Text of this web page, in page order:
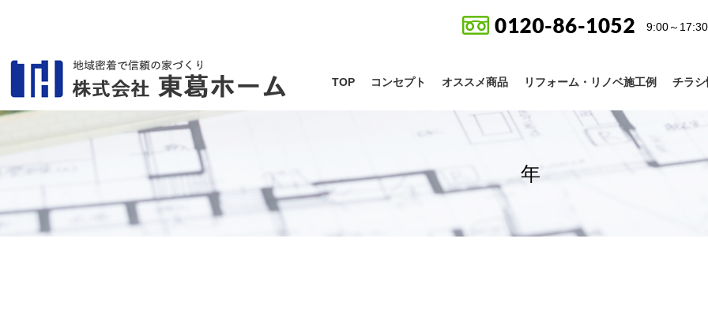
9:00～
TOP コンセプト オススメ商品 リフォーム・リノベ施工例 チラシ
年